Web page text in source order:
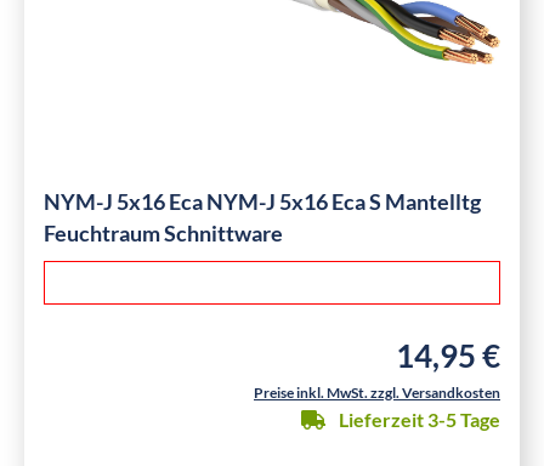
NYM-J 5x16 Eca NYM-J 5x16 Eca S Mantelltg
Feuchtraum Schnittware
Regulärer
14,95 €
Preise inkl. MwSt. zzgl. Versandkosten
Lieferzeit 3-5 Tage